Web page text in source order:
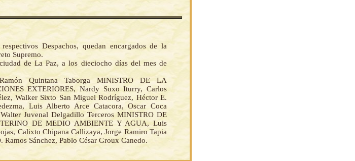
Despachos, quedan encargados de la
Supremo.
de La Paz, a los dieciocho días del mes de
Quintana Taborga MINISTRO DE LA
EXTERIORES, Nardy Suxo Iturry, Carlos
Walker Sixto San Miguel Rodríguez, Héctor E.
Luis Alberto Arce Catacora, Oscar Coca
Juvenal Delgadillo Terceros MINISTRO DE
DE MEDIO AMBIENTE Y AGUA, Luis
Calixto Chipana Callizaya, Jorge Ramiro Tapia
Sánchez, Pablo César Groux Canedo.